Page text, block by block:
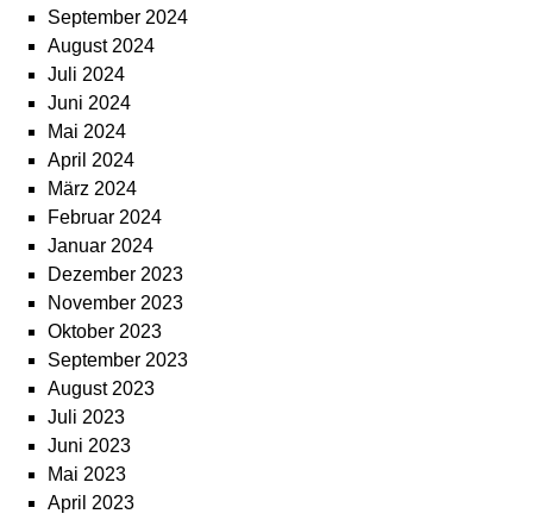
September 2024
August 2024
Juli 2024
Juni 2024
Mai 2024
April 2024
März 2024
Februar 2024
Januar 2024
Dezember 2023
November 2023
Oktober 2023
September 2023
August 2023
Juli 2023
Juni 2023
Mai 2023
April 2023